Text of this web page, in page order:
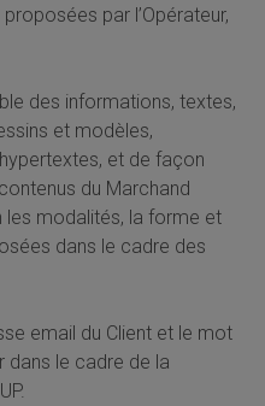
par l’Opérateur,
des informations, textes,
et modèles,
et de façon
du Marchand
les modalités, la forme et
dans le cadre des
email du Client et le mot
dans le cadre de la